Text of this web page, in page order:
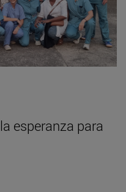
esperanza para